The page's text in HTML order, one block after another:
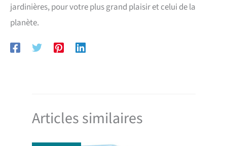
jardinières, pour votre plus grand plaisir et celui de la
planète.
Articles similaires